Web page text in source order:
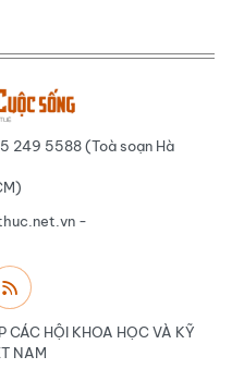
249 5588 (Toà soạn Hà
-
CÁC HỘI KHOA HỌC VÀ KỸ
NAM